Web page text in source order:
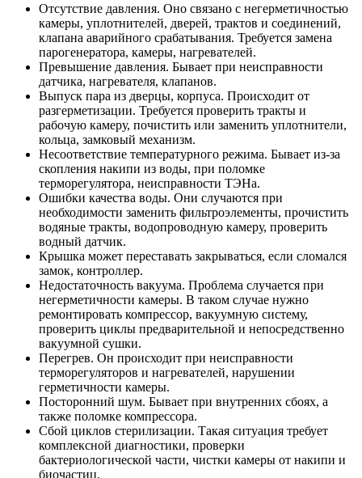
Отсутствие давления. Оно связано с негерметичностью
камеры, уплотнителей, дверей, трактов и соединений,
клапана аварийного срабатывания. Требуется замена
парогенератора, камеры, нагревателей.
Превышение давления. Бывает при неисправности
датчика, нагревателя, клапанов.
Выпуск пара из дверцы, корпуса. Происходит от
разгерметизации. Требуется проверить тракты и
рабочую камеру, почистить или заменить уплотнители,
кольца, замковый механизм.
Несоответствие температурного режима. Бывает из-за
скопления накипи из воды, при поломке
терморегулятора, неисправности ТЭНа.
Ошибки качества воды. Они случаются при
необходимости заменить фильтроэлементы, прочистить
водяные тракты, водопроводную камеру, проверить
водный датчик.
Крышка может переставать закрываться, если сломался
замок, контроллер.
Недостаточность вакуума. Проблема случается при
негерметичности камеры. В таком случае нужно
ремонтировать компрессор, вакуумную систему,
проверить циклы предварительной и непосредственно
вакуумной сушки.
Перегрев. Он происходит при неисправности
терморегуляторов и нагревателей, нарушении
герметичности камеры.
Посторонний шум. Бывает при внутренних сбоях, а
также поломке компрессора.
Сбой циклов стерилизации. Такая ситуация требует
комплексной диагностики, проверки
бактериологической части, чистки камеры от накипи и
биочастиц.